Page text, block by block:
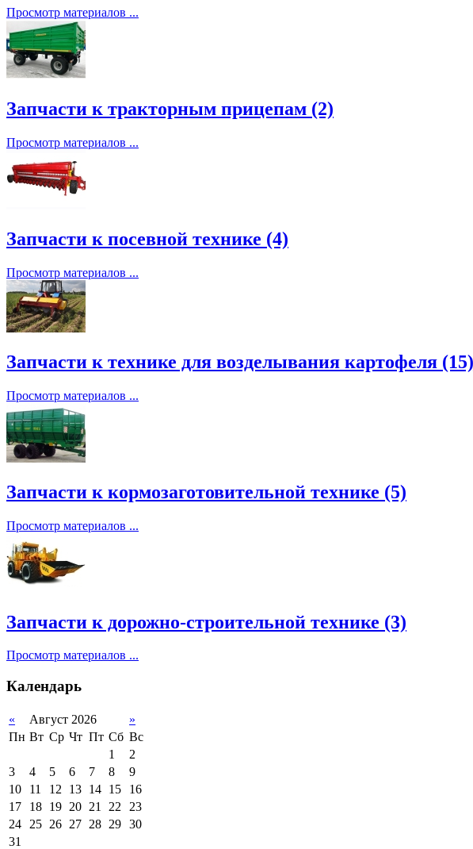
Просмотр материалов ...
Запчасти к тракторным прицепам (2)
Просмотр материалов ...
Запчасти к посевной технике (4)
Просмотр материалов ...
Запчасти к технике для возделывания картофеля (15)
Просмотр материалов ...
Запчасти к кормозаготовительной технике (5)
Просмотр материалов ...
Запчасти к дорожно-строительной технике (3)
Просмотр материалов ...
Календарь
« Август 2026
»
Пн Вт Ср Чт Пт Сб Вс
1
2
3
4 5 6 7 8
9
10
11 12 13 14 15
16
17
18 19 20 21 22
23
24
25 26 27 28 29 30
31